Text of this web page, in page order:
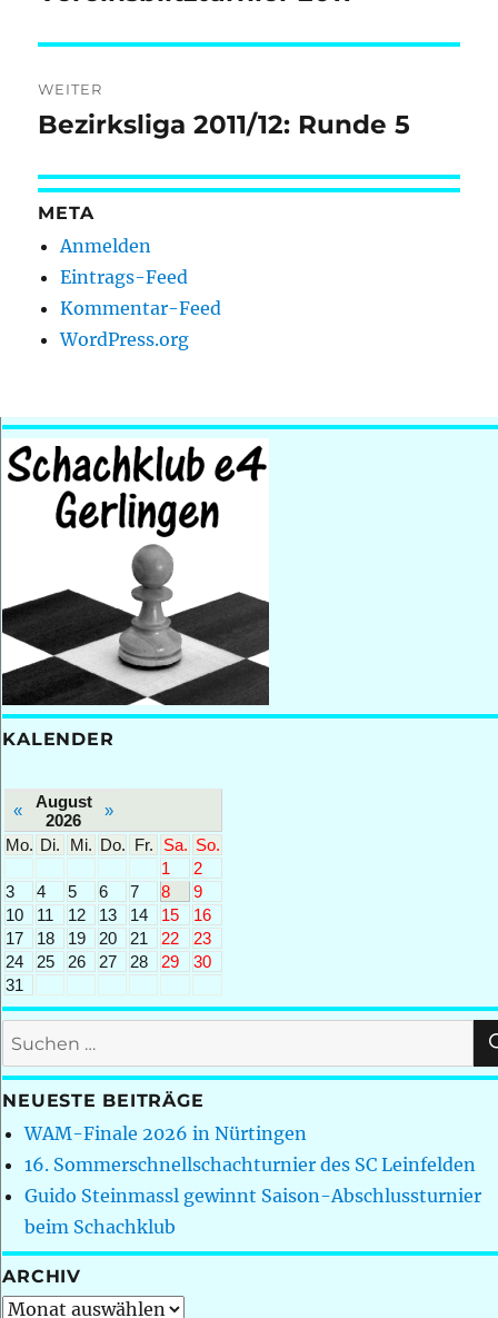
WEITER
Nächster
Bezirksliga 2011/12: Runde 5
META
Anmelden
Eintrags-Feed
Kommentar-Feed
WordPress.org
KALENDER
«
August
2026
»
Mo. Di. Mi. Do. Fr. Sa. So.
1
2
3
4 5 6 7 8
9
10
11 12 13 14 15
16
17
18 19 20 21 22
23
24
25 26 27 28 29
30
31
Suchen
nach:
NEUESTE BEITRÄGE
WAM-Finale 2026 in Nürtingen
16. Sommerschnellschachturnier des SC Leinfelden
Guido Steinmassl gewinnt Saison-Abschlussturnier
beim Schachklub
ARCHIV
Archiv